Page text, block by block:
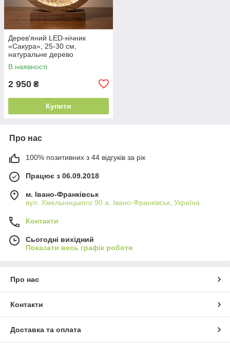
Дерев'яний LED-нічник
«Сакура», 25-30 см,
натуральне дерево
В наявності
2 950 ₴
Купити
Про нас
100% позитивних з 44 відгуків за рік
Працює з 06.09.2018
м. Івано-Франківськ
вул. Хмельницького 90 а, Івано-Франківськ, Україна
Контакти
Сьогодні вихідний
Показати весь графік роботи
Про нас
Контакти
Доставка та оплата